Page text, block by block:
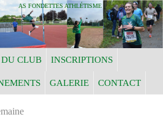
AS FONDETTES ATHLÉTISME
CLUB INSCRIPTIONS
GALERIE CONTACT